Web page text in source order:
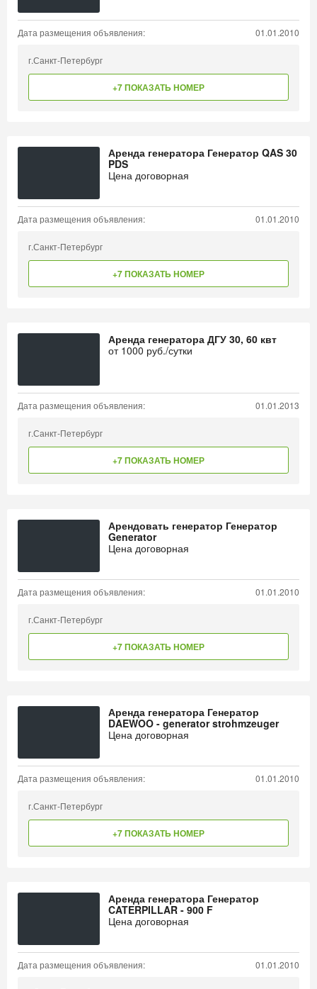
Дата размещения объявления: 01.01.2010
г.Санкт-Петербург
+7 ПОКАЗАТЬ НОМЕР
Аренда генератора Генератор QAS 30
PDS
Цена договорная
Дата размещения объявления: 01.01.2010
г.Санкт-Петербург
+7 ПОКАЗАТЬ НОМЕР
Аренда генератора ДГУ 30, 60 квт
от 1000 руб./сутки
Дата размещения объявления: 01.01.2013
г.Санкт-Петербург
+7 ПОКАЗАТЬ НОМЕР
Арендовать генератор Генератор
Generator
Цена договорная
Дата размещения объявления: 01.01.2010
г.Санкт-Петербург
+7 ПОКАЗАТЬ НОМЕР
Аренда генератора Генератор
DAEWOO - generator strohmzeuger
Цена договорная
Дата размещения объявления: 01.01.2010
г.Санкт-Петербург
+7 ПОКАЗАТЬ НОМЕР
Аренда генератора Генератор
CATERPILLAR - 900 F
Цена договорная
Дата размещения объявления: 01.01.2010